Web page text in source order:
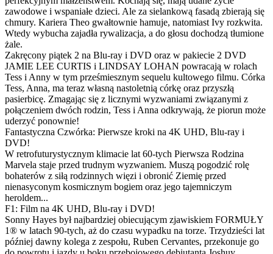
zawodowe i wspaniałe dzieci. Ale za sielankową fasadą zbierają się
chmury. Kariera Theo gwałtownie hamuje, natomiast Ivy rozkwita.
Wtedy wybucha zajadła rywalizacja, a do głosu dochodzą tłumione
żale.
Zakręcony piątek 2 na Blu-ray i DVD oraz w pakiecie 2 DVD
JAMIE LEE CURTIS i LINDSAY LOHAN powracają w rolach
Tess i Anny w tym prześmiesznym sequelu kultowego filmu. Córka
Tess, Anna, ma teraz własną nastoletnią córkę oraz przyszłą
pasierbicę. Zmagając się z licznymi wyzwaniami związanymi z
połączeniem dwóch rodzin, Tess i Anna odkrywają, że piorun może
uderzyć ponownie!
Fantastyczna Czwórka: Pierwsze kroki na 4K UHD, Blu-ray i
DVD!
W retrofuturystycznym klimacie lat 60-tych Pierwsza Rodzina
Marvela staje przed trudnym wyzwaniem. Muszą pogodzić rolę
bohaterów z siłą rodzinnych więzi i obronić Ziemię przed
nienasyconym kosmicznym bogiem oraz jego tajemniczym
heroldem...
F1: Film na 4K UHD, Blu-ray i DVD!
Sonny Hayes był najbardziej obiecującym zjawiskiem FORMUŁY
1® w latach 90-tych, aż do czasu wypadku na torze. Trzydzieści lat
później dawny kolega z zespołu, Ruben Cervantes, przekonuje go